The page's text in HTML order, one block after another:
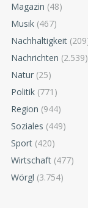
Magazin (48)
Musik (467)
Nachhaltigkeit
Nachrichten (2.539)
Natur (25)
Politik (771)
Region (944)
Soziales (449)
Sport (420)
Wirtschaft (477)
Wörgl (3.754)